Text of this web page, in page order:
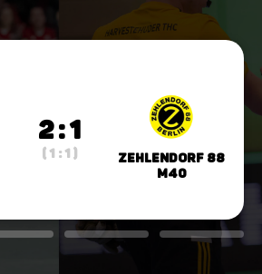
2 : 1
( 1 : 1 )
Zehlendorf 88
M40